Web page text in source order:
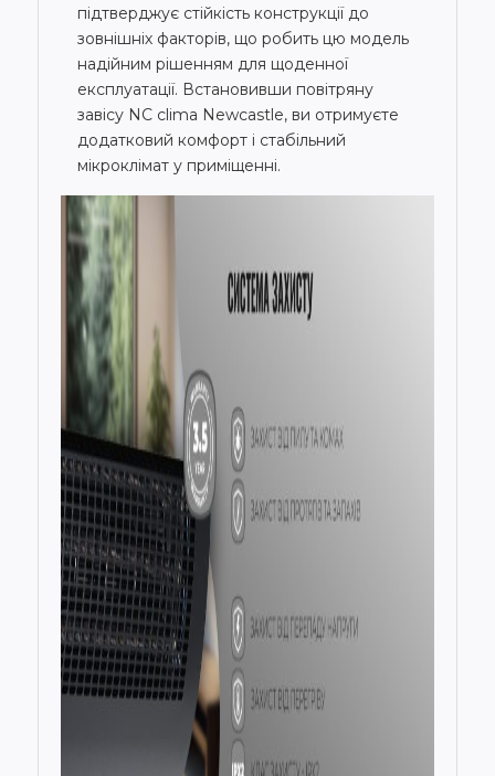
підтверджує стійкість конструкції до
зовнішніх факторів, що робить цю модель
надійним рішенням для щоденної
експлуатації. Встановивши повітряну
завісу NC clima Newcastle, ви отримуєте
додатковий комфорт і стабільний
мікроклімат у приміщенні.